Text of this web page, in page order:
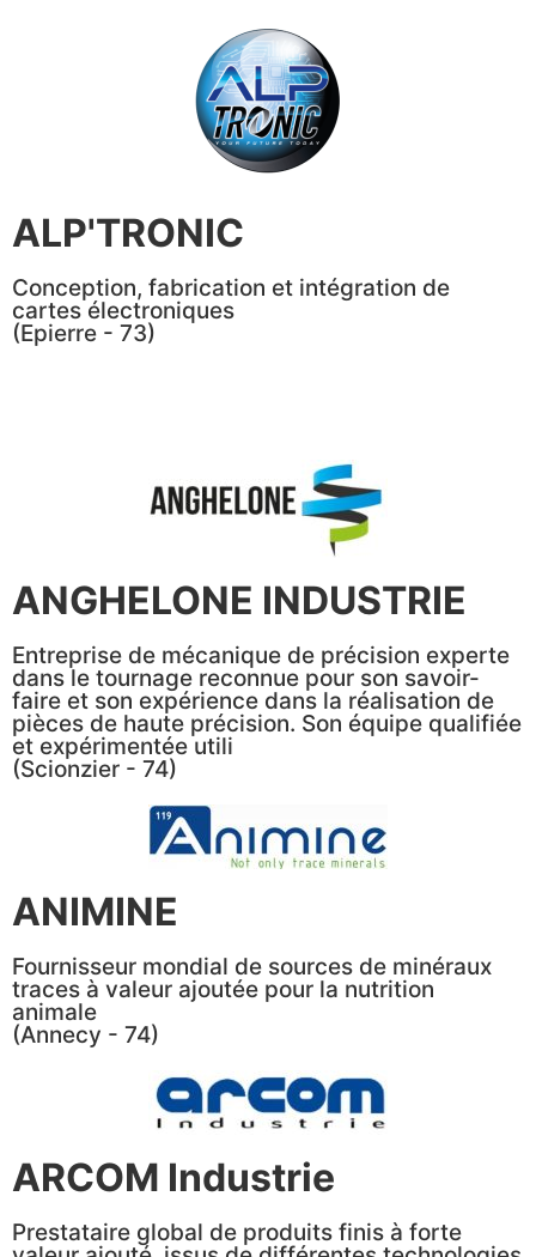
ALP'TRONIC
Conception, fabrication et intégration de
cartes électroniques
(Epierre - 73)
ANGHELONE INDUSTRIE
Entreprise de mécanique de précision experte
dans le tournage reconnue pour son savoir-
faire et son expérience dans la réalisation de
pièces de haute précision. Son équipe qualifiée
et expérimentée utili
(Scionzier - 74)
ANIMINE
Fournisseur mondial de sources de minéraux
traces à valeur ajoutée pour la nutrition
animale
(Annecy - 74)
ARCOM Industrie
Prestataire global de produits finis à forte